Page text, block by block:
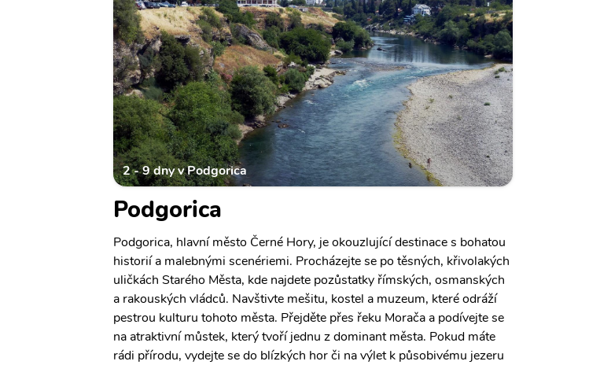
2 - 9 dny v Podgorica
Podgorica
Podgorica, hlavní město Černé Hory, je okouzlující destinace s bohatou
historií a malebnými scenériemi. Procházejte se po těsných, křivolakých
uličkách Starého Města, kde najdete pozůstatky římských, osmanských
a rakouských vládců. Navštivte mešitu, kostel a muzeum, které odráží
pestrou kulturu tohoto města. Přejděte přes řeku Morača a podívejte se
na atraktivní můstek, který tvoří jednu z dominant města. Pokud máte
rádi přírodu, vydejte se do blízkých hor či na výlet k působivému jezeru